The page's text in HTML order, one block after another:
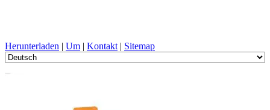
Herunterladen | Um | Kontakt | Sitemap